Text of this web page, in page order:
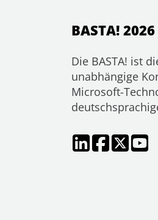
BASTA! 2026
Die BASTA! ist
unabhängige
Microsoft-